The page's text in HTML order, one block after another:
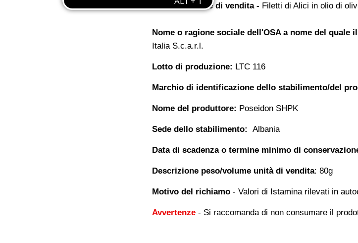
Denominazione di vendita - Filetti di Alici in olio di
Nome o ragione sociale dell'OSA a nome del quale
Italia S.c.a.r.l.
Lotto di produzione: LTC 116
Marchio di identificazione dello stabilimento/del
Nome del produttore: Poseidon SHPK
Sede dello stabilimento: Albania
Data di scadenza o termine minimo di
Descrizione peso/volume unità di vendita: 80g
Motivo del richiamo - Valori di Istamina rilevati in
Avvertenze - Si raccomanda di non consumare il